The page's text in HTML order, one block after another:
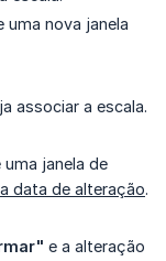
uma nova janela
associar a escala.
uma janela de
a data de alteração.
e a alteração